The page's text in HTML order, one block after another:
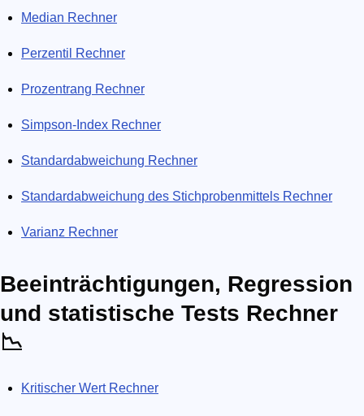
Median Rechner
Perzentil Rechner
Prozentrang Rechner
Simpson-Index Rechner
Standardabweichung Rechner
Standardabweichung des Stichprobenmittels Rechner
Varianz Rechner
Beeinträchtigungen, Regression
und statistische Tests Rechner
📉
Kritischer Wert Rechner